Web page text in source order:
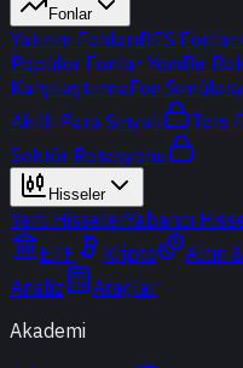
Fonlar
Yatırım FonlarıBES Fonları
Popüler Fonlar YeniBir
KarşılaştırmaFon
Akıllı Para Sinyali
Ters
Sektör Rotasyonu
Hisseler
Yerli HisselerYabancı
ETF
Kripto Altın
Analiz
Araçlar
Akademi